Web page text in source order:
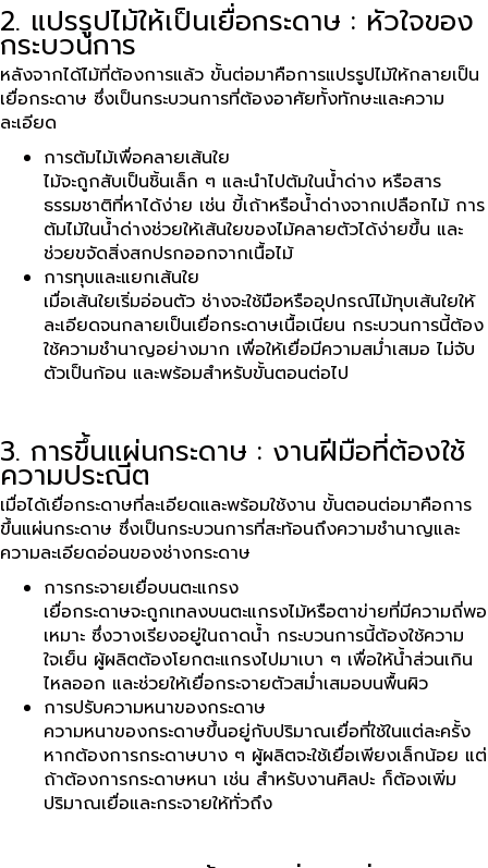
2. แปรรูปไม้ให้เป็นเยื่อกระดาษ : หัวใจของ
กระบวนการ
หลังจากได้ไม้ที่ต้องการแล้ว ขั้นต่อมาคือการแปรรูปไม้ให้กลายเป็น
เยื่อกระดาษ ซึ่งเป็นกระบวนการที่ต้องอาศัยทั้งทักษะและความ
ละเอียด
การต้มไม้เพื่อคลายเส้นใย
ไม้จะถูกสับเป็นชิ้นเล็ก ๆ และนำไปต้มในน้ำด่าง หรือสาร
ธรรมชาติที่หาได้ง่าย เช่น ขี้เถ้าหรือน้ำด่างจากเปลือกไม้ การ
ต้มไม้ในน้ำด่างช่วยให้เส้นใยของไม้คลายตัวได้ง่ายขึ้น และ
ช่วยขจัดสิ่งสกปรกออกจากเนื้อไม้
การทุบและแยกเส้นใย
เมื่อเส้นใยเริ่มอ่อนตัว ช่างจะใช้มือหรืออุปกรณ์ไม้ทุบเส้นใยให้
ละเอียดจนกลายเป็นเยื่อกระดาษเนื้อเนียน กระบวนการนี้ต้อง
ใช้ความชำนาญอย่างมาก เพื่อให้เยื่อมีความสม่ำเสมอ ไม่จับ
ตัวเป็นก้อน และพร้อมสำหรับขั้นตอนต่อไป
3. การขึ้นแผ่นกระดาษ : งานฝีมือที่ต้องใช้
ความประณีต
เมื่อได้เยื่อกระดาษที่ละเอียดและพร้อมใช้งาน ขั้นตอนต่อมาคือการ
ขึ้นแผ่นกระดาษ ซึ่งเป็นกระบวนการที่สะท้อนถึงความชำนาญและ
ความละเอียดอ่อนของช่างกระดาษ
การกระจายเยื่อบนตะแกรง
เยื่อกระดาษจะถูกเทลงบนตะแกรงไม้หรือตาข่ายที่มีความถี่พอ
เหมาะ ซึ่งวางเรียงอยู่ในถาดน้ำ กระบวนการนี้ต้องใช้ความ
ใจเย็น ผู้ผลิตต้องโยกตะแกรงไปมาเบา ๆ เพื่อให้น้ำส่วนเกิน
ไหลออก และช่วยให้เยื่อกระจายตัวสม่ำเสมอบนพื้นผิว
การปรับความหนาของกระดาษ
ความหนาของกระดาษขึ้นอยู่กับปริมาณเยื่อที่ใช้ในแต่ละครั้ง
หากต้องการกระดาษบาง ๆ ผู้ผลิตจะใช้เยื่อเพียงเล็กน้อย แต่
ถ้าต้องการกระดาษหนา เช่น สำหรับงานศิลปะ ก็ต้องเพิ่ม
ปริมาณเยื่อและกระจายให้ทั่วถึง